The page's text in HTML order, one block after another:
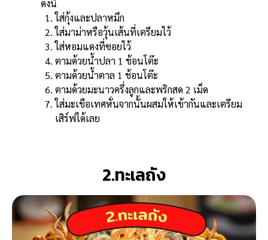
ดังนี้
ใส่กุ้งและปลาหมึก
ใส่มาม่าหรือวุ้นเส้นที่เตรียมไว้
ใส่หอมแดงที่ซอยไว้
ตามด้วยน้ำปลา 1 ช้อนโต๊ะ
ตามด้วยน้ำตาล 1 ช้อนโต๊ะ
ตามด้วยมะนาวครึ่งลูกและพริกสด 2 เม็ด
ใส่มะเขือเทศหั่นจากนั้นผสมให้เข้ากันและเตรียม
เสิร์ฟได้เลย
2.ทะเลถัง